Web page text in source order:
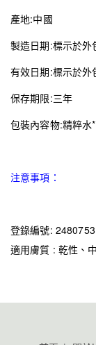
產地:中國
製造日期:標示於外
有效日期:標示於外
保存期限:三年
包裝內容物:精粹水
注意事項：
登錄編號:
適用膚質 : 乾性、